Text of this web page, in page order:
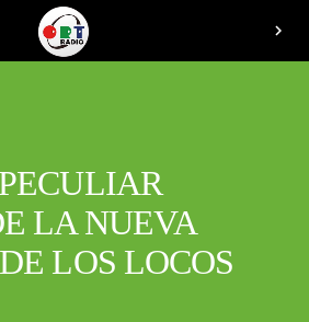
chevron_right
LA NUEVA
LOS LOCOS